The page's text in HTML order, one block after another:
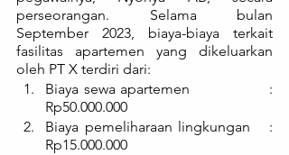
perseorangan. Selama bulan
September 2023, biaya-biaya terkait
fasilitas apartemen yang dikeluarkan
oleh PT X terdiri dari:
Biaya sewa apartemen			:
Rp50.000.000
Biaya pemeliharaan lingkungan	:
Rp15.000.000